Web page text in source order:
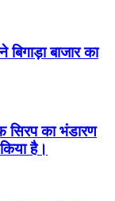
बाजार का
का भंडारण
है।